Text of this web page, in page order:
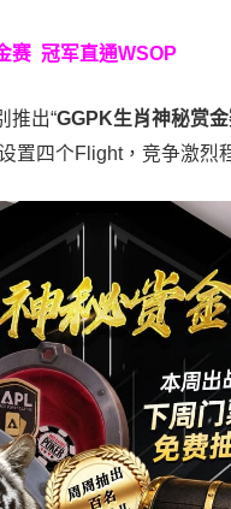
赛 冠军直通WSOP
推出“GGPK生肖神秘赏
置四个Flight，竞争激烈